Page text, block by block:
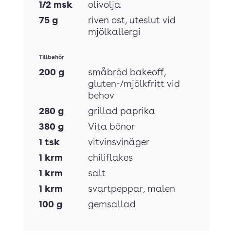
1/2 msk
olivolja
75 g riven ost, uteslut vid
mjölkallergi
Tillbehör
200 g småbröd bakeoff,
gluten-/mjölkfritt vid
behov
280 g
grillad paprika
380 g
Vita bönor
1 tsk
vitvinsvinäger
1 krm
chiliflakes
1 krm
salt
1 krm svartpeppar, malen
100 g gemsallad